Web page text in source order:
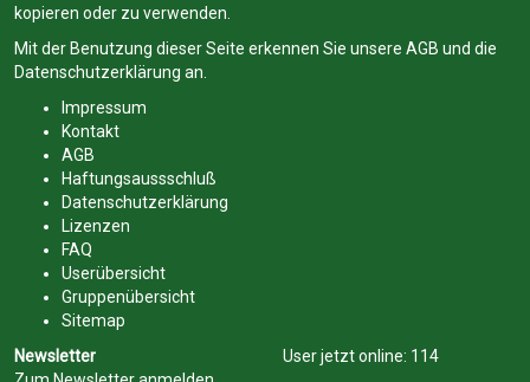
kopieren oder zu verwenden.
Mit der Benutzung dieser Seite erkennen Sie unsere AGB und die
Datenschutzerklärung an.
Impressum
Kontakt
AGB
Haftungsaussschluß
Datenschutzerklärung
Lizenzen
FAQ
Userübersicht
Gruppenübersicht
Sitemap
Newsletter
User jetzt online: 114